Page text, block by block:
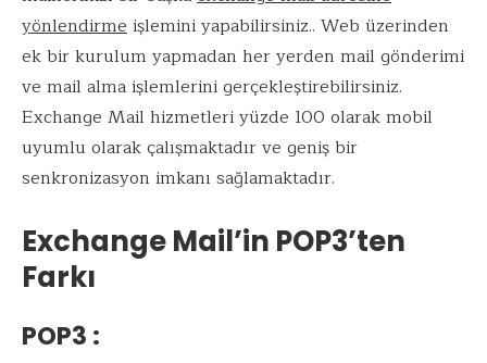
yönlendirmeişlemini yapabilirsiniz.. Web üzerinden
ek bir kurulum yapmadan her yerden mail gönderimi
ve mail alma işlemlerini gerçekleştirebilirsiniz.
Exchange Mail hizmetleri yüzde 100 olarak mobil
uyumlu olarak çalışmaktadır ve geniş bir
senkronizasyon imkanı sağlamaktadır.
Exchange Mail’in POP3’ten
Farkı
POP3 :